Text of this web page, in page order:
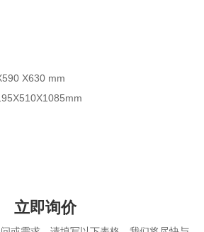
X630 mm
立即询价